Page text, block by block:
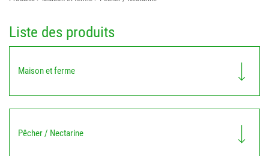
Liste des produits
Maison et ferme
Pêcher / Nectarine